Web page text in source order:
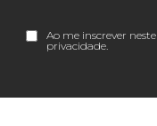
Ao me inscrever
privacidade